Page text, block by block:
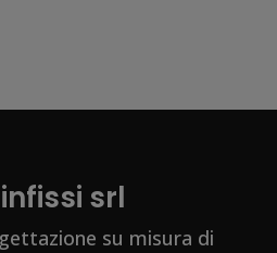
srl
su misura di